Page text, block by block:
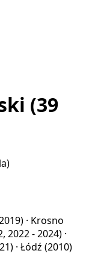
(39
· Krosno
2022 - 2024) ·
· Łódź (2010)